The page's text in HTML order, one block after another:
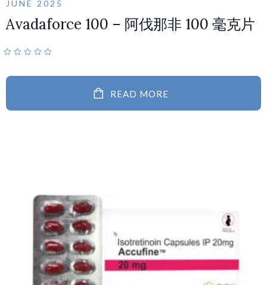
JUNE 2025
Avadaforce 100 – 阿伐那非 100 毫克片
READ MORE